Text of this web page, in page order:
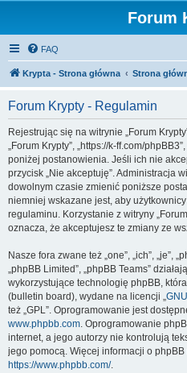
Forum
FAQ
Krypta - Strona główna Strona
Forum Krypty - Regulamin
Rejestrując się na witrynie „Forum
„Forum Krypty”, „https://k-ff.com/
poniżej postanowienia. Jeśli ich nie
przycisk „Nie akceptuję”. Administracja
dowolnym czasie zmienić poniższe
niemniej wskazane jest, aby
regulaminu. Korzystanie z witryny
oznacza, że akceptujesz te zmiany ze
Nasze fora zwane też „one”, „ich”, „je”,
„phpBB Limited”, „phpBB Teams”
wykorzystujące technologię phpBB,
(bulletin board), wydane na licencji „
też „GPL”. Oprogramowanie jest
www.phpbb.com. Oprogramowanie
internet, a jego autorzy nie kontrolują
jego pomocą. Więcej informacji o
https://www.phpbb.com/.